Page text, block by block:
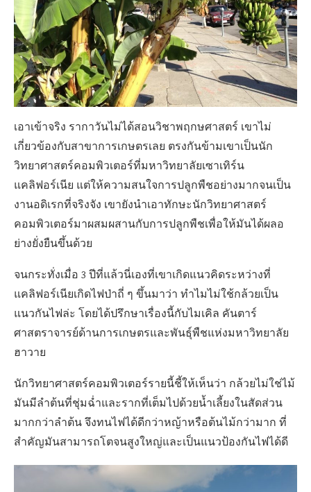
เอาเข้าจริง รากาวันไม่ได้สอนวิชาพฤกษศาสตร์ เขาไม่
เกี่ยวข้องกับสาขาการเกษตรเลย ตรงกันข้ามเขาเป็นนัก
วิทยาศาสตร์คอมพิวเตอร์ที่มหาวิทยาลัยเซาเทิร์น
แคลิฟอร์เนีย แต่ให้ความสนใจการปลูกพืชอย่างมากจนเป็น
งานอดิเรกที่จริงจัง เขายังนำเอาทักษะนักวิทยาศาสตร์
คอมพิวเตอร์มาผสมผสานกับการปลูกพืชเพื่อให้มันได้ผลอ
ย่างยั่งยืนขึ้นด้วย
จนกระทั่งเมื่อ 3 ปีที่แล้วนี่เองที่เขาเกิดแนวคิดระหว่างที่
แคลิฟอร์เนียเกิดไฟป่าถี่ ๆ ขึ้นมาว่า ทำไมไม่ใช้กล้วยเป็น
แนวกันไฟล่ะ โดยได้ปรึกษาเรื่องนี้กับไมเคิล คันตาร์
ศาสตราจารย์ด้านการเกษตรและพันธุ์พืชแห่งมหาวิทยาลัย
ฮาวาย
นักวิทยาศาสตร์คอมพิวเตอร์รายนี้ชี้ให้เห็นว่า กล้วยไม่ใช่ไม้
มันมีลำต้นที่ชุ่มฉ่ำและรากที่เต็มไปด้วยน้ำเลี้ยงในสัดส่วน
มากกว่าลำต้น จึงทนไฟได้ดีกว่าหญ้าหรือต้นไม้กว่ามาก ที่
สำคัญมันสามารถโตจนสูงใหญ่และเป็นแนวป้องกันไฟได้ดี